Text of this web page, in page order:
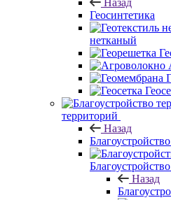
Назад
Геосинтетика
нетканый
территорий
Назад
Назад